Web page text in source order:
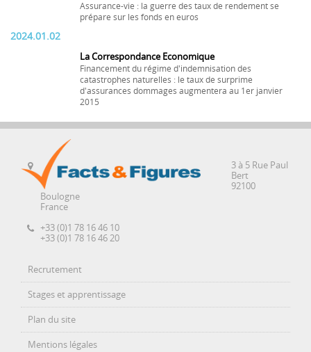
Assurance-vie : la guerre des taux de rendement se
prépare sur les fonds en euros
2024.01.02
La Correspondance Economique
Financement du régime d'indemnisation des
catastrophes naturelles : le taux de surprime
d'assurances dommages augmentera au 1er janvier
2015
3 à 5 Rue Paul
Bert
92100
Boulogne
France
+33 (0)1 78 16 46 10
+33 (0)1 78 16 46 20
Recrutement
Stages et apprentissage
Plan du site
Mentions légales